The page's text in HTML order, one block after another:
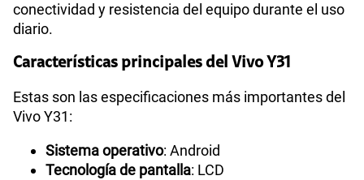
conectividad y resistencia del equipo durante el uso
diario.
Características principales del Vivo Y31
Estas son las especificaciones más importantes del
Vivo Y31:
Sistema operativo: Android
Tecnología de pantalla: LCD